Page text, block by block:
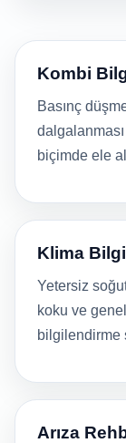
Kombi
Basınç
biçimde ele
Klima
Yetersiz
koku ve
bilgilendirme
Arıza